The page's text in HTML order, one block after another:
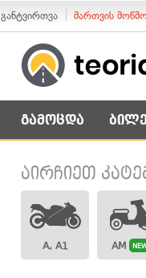
განტვირთვა მართვის
გამოცდა
აირჩიეთ
A, A1 AM